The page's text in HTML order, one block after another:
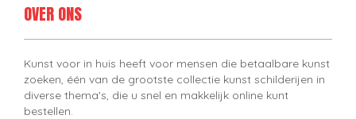
OVER ONS
Kunst voor in huis heeft voor mensen die betaalbare kunst
zoeken, één van de grootste collectie kunst schilderijen in
diverse thema's, die u snel en makkelijk online kunt
bestellen.